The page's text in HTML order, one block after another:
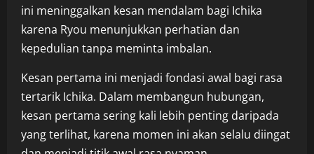
ini meninggalkan kesan mendalam bagi Ichika
karena Ryou menunjukkan perhatian dan
kepedulian tanpa meminta imbalan.
Kesan pertama ini menjadi fondasi awal bagi rasa
tertarik Ichika. Dalam membangun hubungan,
kesan pertama sering kali lebih penting daripada
yang terlihat, karena momen ini akan selalu diingat